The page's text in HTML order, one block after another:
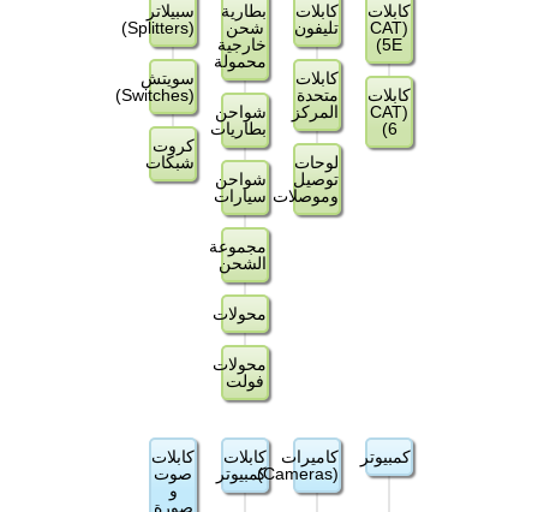
سبيلاتر
(Splitters)
سويتش
(Switches)
كروت
شبكات
بطارية
شحن
خارجية
محمولة
شواحن
بطاريات
شواحن
سيارات
مجموعة
الشحن
محولات
محولات
فولت
كابلات
تليفون
كابلات
متحدة
المركز
لوحات
توصيل
وموصلات
كابلات
(CAT
5E)
كابلات
(CAT
6)
كابلات
صوت
و
صورة
كابلات
كمبيوتر
كاميرات
(Cameras)
كمبيوتر